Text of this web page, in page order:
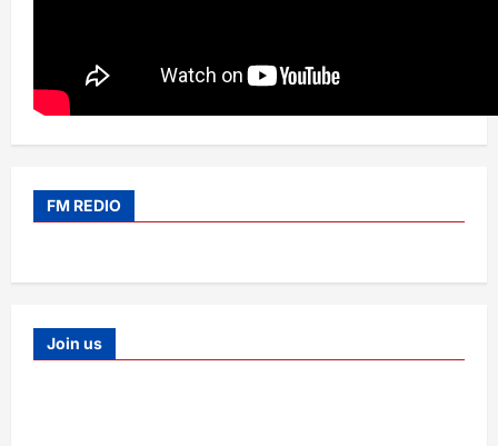
FM REDIO
Join us